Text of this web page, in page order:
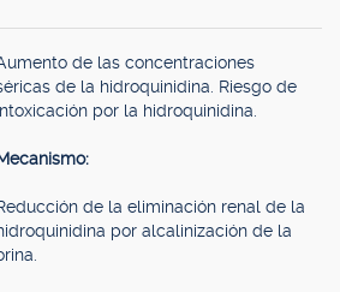
de las concentraciones
de la hidroquinidina. Riesgo de
por la hidroquinidina.
de la eliminación renal de la
por alcalinización de la